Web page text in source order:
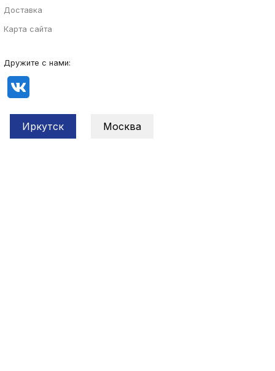
Доставка
Карта сайта
Дружите с нами:
Иркутск Москва